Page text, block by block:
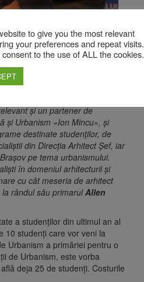
dimensiunile, inclusiv
din Regiunea Centru, dar
și orașul în general are
și un partener de
și Urbanism «Ion Mincu», și
destinate studenților, de
din Direcția Arhitect Șef, iar
pe tema urbanismului.
în domeniul arhitecturii și
cu cât meseria de arhitect
rândul său primarulAllen
a studenților din ultimul an al
10 studenți care vor veni la
Urbanism a primăriei pentru o
de Urbanism, este vorba
deja 25 de studenți. Costurile
to give you the most relevant
your preferences and repeat visits.
consent to the use of ALL the cookies.